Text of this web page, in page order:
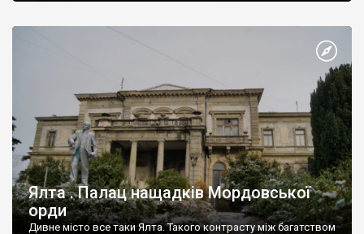
Ялта . Палац нащадків Мордовської
орди
Дивне місто все таки Ялта. Такого контрасту між багатством